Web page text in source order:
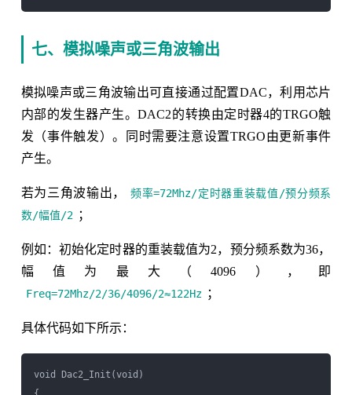
七、模拟噪声或三角波输出
模拟噪声或三角波输出可直接通过配置DAC，利用芯片
内部的发生器产生。DAC2的转换由定时器4的TRGO触
发（事件触发）。同时需要注意设置TRGO由更新事件
产生。
若为三角波输出，
频率=72Mhz/定时器重装载值/预分频系
数/幅值/2 ；
例如：初始化定时器的重装载值为2，预分频系数为36，
幅值为最大（4096），即
Freq=72Mhz/2/36/4096/2≈122Hz ；
具体代码如下所示：
void Dac2_Init(void)